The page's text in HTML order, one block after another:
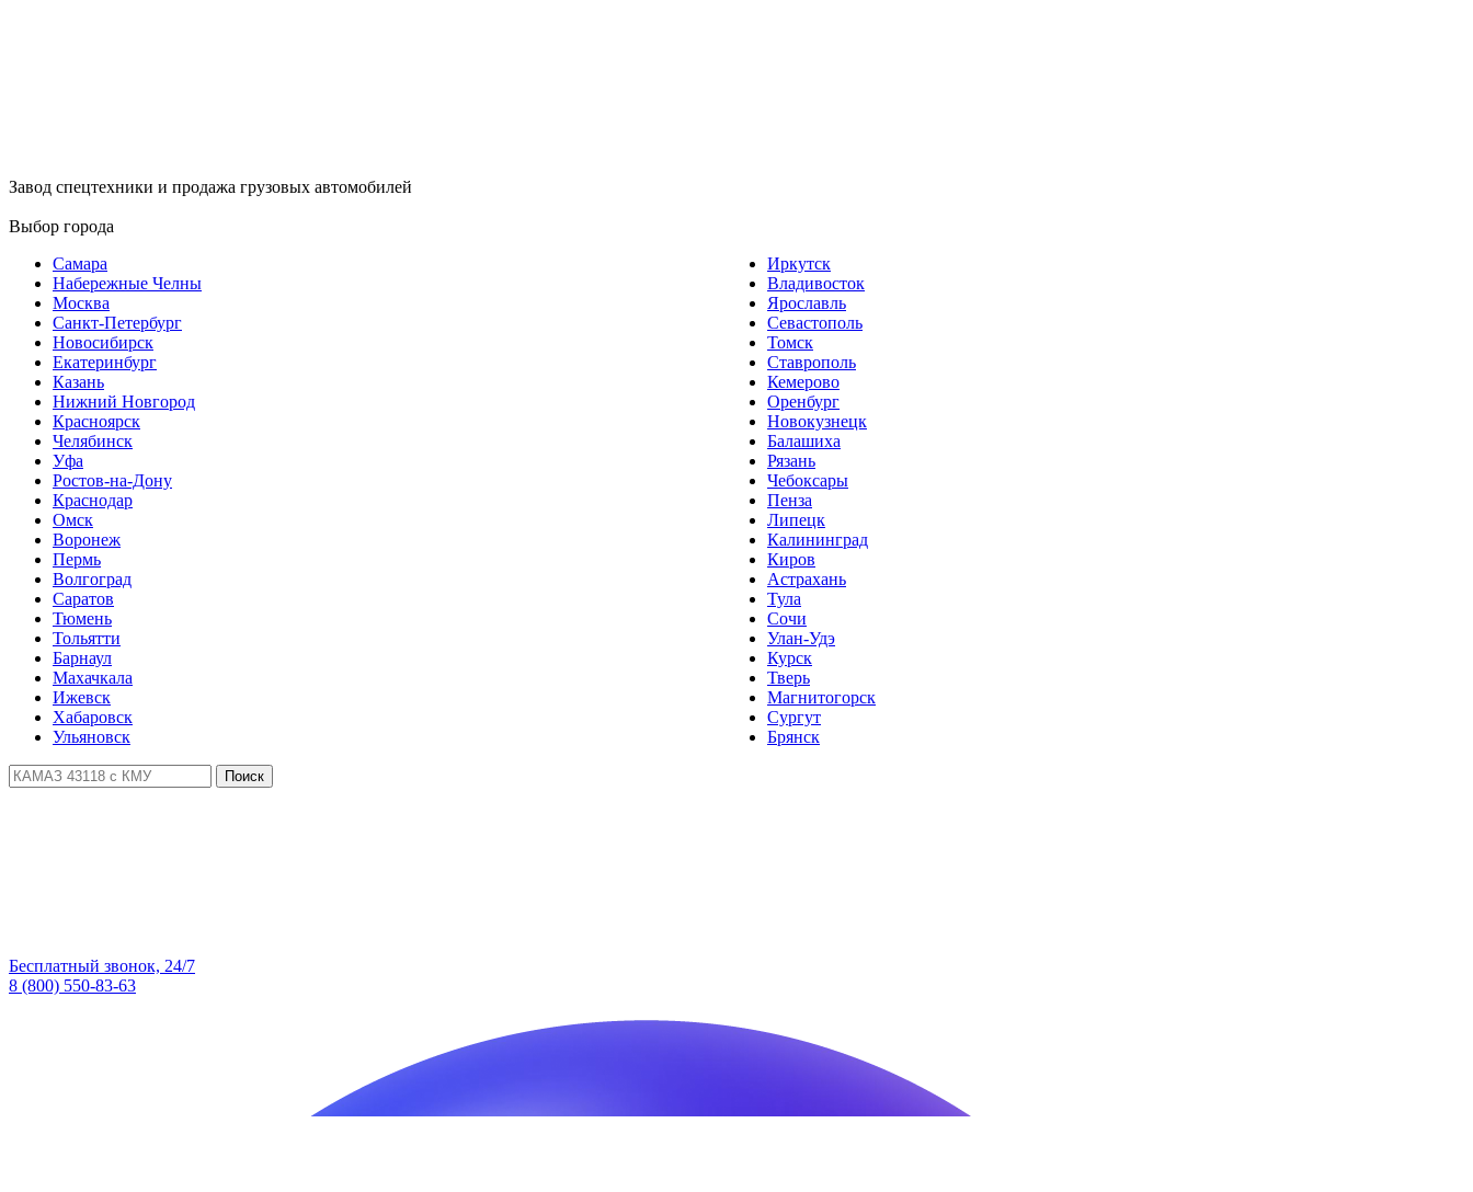
Завод спецтехники и продажа грузовых автомобилей
Выбор города
Самара
Набережные Челны
Москва
Санкт-Петербург
Новосибирск
Екатеринбург
Казань
Нижний Новгород
Красноярск
Челябинск
Уфа
Ростов-на-Дону
Краснодар
Омск
Воронеж
Пермь
Волгоград
Саратов
Тюмень
Тольятти
Барнаул
Махачкала
Ижевск
Хабаровск
Ульяновск
Иркутск
Владивосток
Ярославль
Севастополь
Томск
Ставрополь
Кемерово
Оренбург
Новокузнецк
Балашиха
Рязань
Чебоксары
Пенза
Липецк
Калининград
Киров
Астрахань
Тула
Сочи
Улан-Удэ
Курск
Тверь
Магнитогорск
Сургут
Брянск
Поиск
Бесплатный звонок, 24/7
8 (800) 550-83-63